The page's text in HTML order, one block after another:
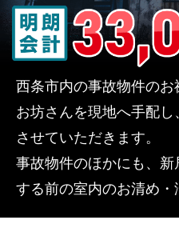
西条市内の事故物件の
お坊さんを現地へ手配
させていただきます。
事故物件のほかにも、
する前の室内のお清め・